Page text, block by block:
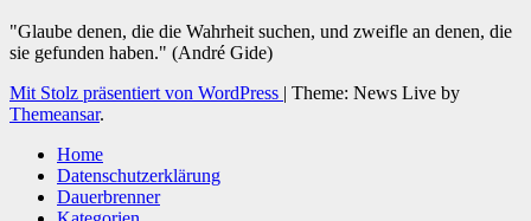
"Glaube denen, die die Wahrheit suchen, und zweifle an denen, die
sie gefunden haben." (André Gide)
Mit Stolz präsentiert von WordPress | Theme: News Live by
Themeansar.
Home
Datenschutzerklärung
Dauerbrenner